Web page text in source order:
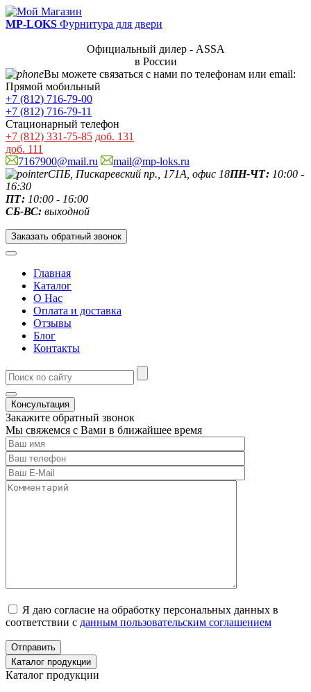
MP-LOKS Фурнитура для двери
Официальный дилер - ASSA
в России
Вы можете связаться с нами по телефонам или email:
Прямой мобильный
+7 (812) 716-79-00
+7 (812) 716-79-11
Стационарный телефон
+7 (812) 331-75-85 доб. 131
доб. 111
7167900@mail.ru
mail@mp-loks.ru
СПБ, Пискаревский пр., 171А, офис 18ПН-ЧТ: 10:00 -
16:30
ПТ: 10:00 - 16:00
СБ-ВС: выходной
Заказать обратный звонок
Главная
Каталог
О Нас
Оплата и доставка
Отзывы
Блог
Контакты
Консультация
Закажите обратный звонок
Мы свяжемся с Вами в ближайшее время
Я даю согласие на обработку персональных данных в
соответствии с данным пользовательским соглашением
Отправить
Каталог продукции
Каталог продукции